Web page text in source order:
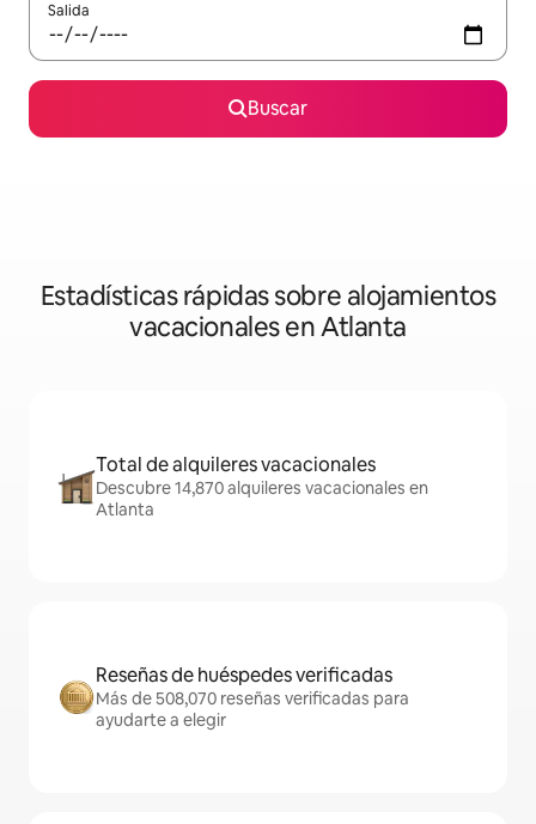
Salida
Buscar
Estadísticas rápidas sobre alojamientos
vacacionales en Atlanta
Total de alquileres vacacionales
Descubre 14,870 alquileres vacacionales en
Atlanta
Reseñas de huéspedes verificadas
Más de 508,070 reseñas verificadas para
ayudarte a elegir